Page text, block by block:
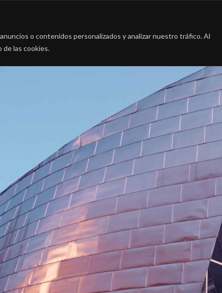
o contenidos personalizados y analizar nuestro tráfico. Al
de las cookies.